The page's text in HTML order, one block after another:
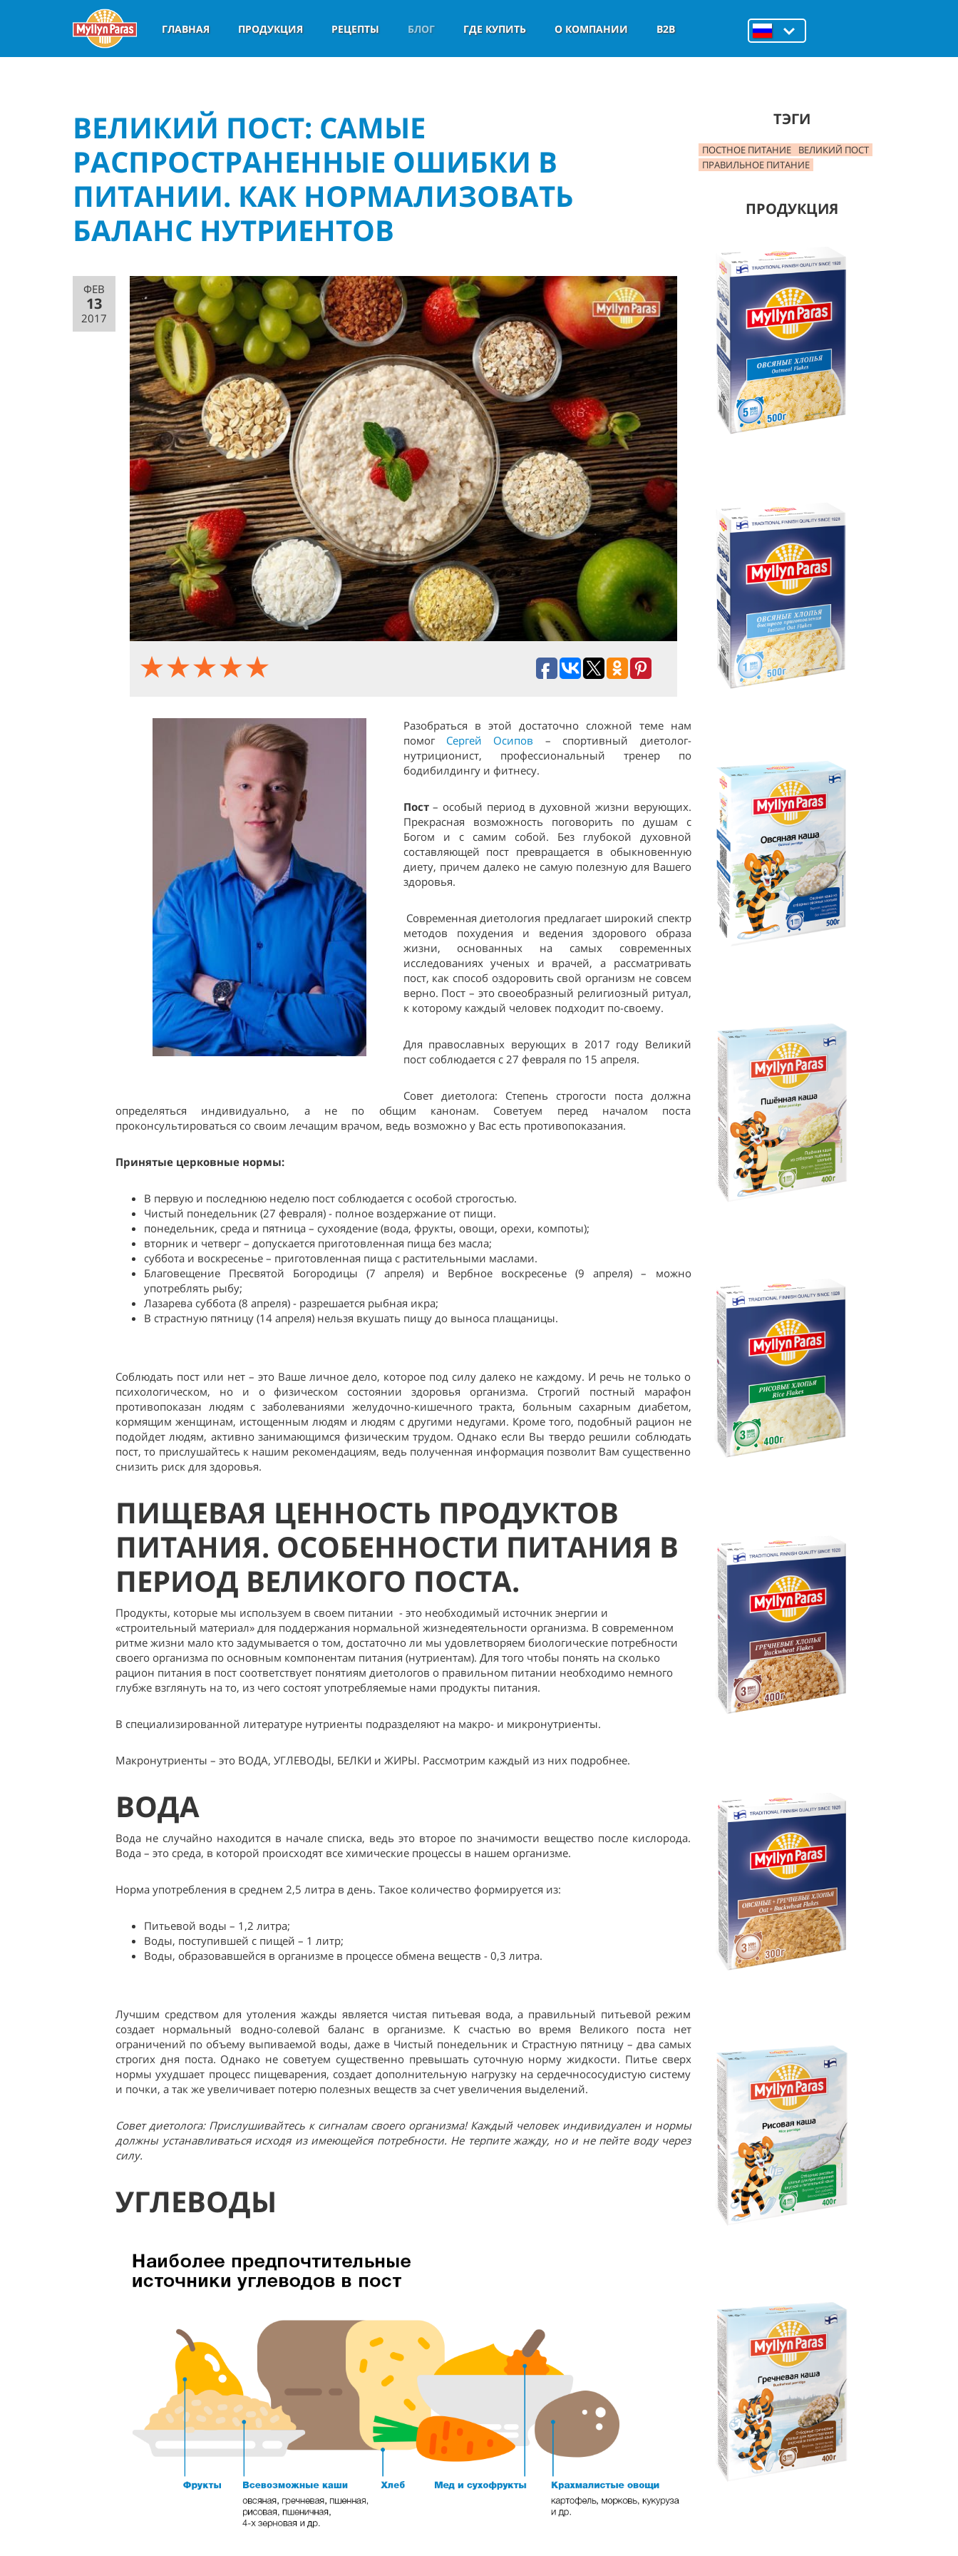
ГЛАВНАЯ ПРОДУКЦИЯ РЕЦЕПТЫ БЛОГ ГДЕ КУПИТЬ О КОМПАНИИ B2B
ВЕЛИКИЙ ПОСТ: САМЫЕ
РАСПРОСТРАНЕННЫЕ ОШИБКИ В
ПИТАНИИ. КАК НОРМАЛИЗОВАТЬ
БАЛАНС НУТРИЕНТОВ
ФЕВ
13
2017
Разобраться в этой достаточно сложной теме нам
помог Сергей Осипов – спортивный диетолог-
нутриционист, профессиональный тренер по
бодибилдингу и фитнесу.
Пост– особый период в духовной жизни верующих.
Прекрасная возможность поговорить по душам с
Богом и с самим собой. Без глубокой духовной
составляющей пост превращается в обыкновенную
диету, причем далеко не самую полезную для Вашего
здоровья.
Современная диетология предлагает широкий спектр
методов похудения и ведения здорового образа
жизни, основанных на самых современных
исследованиях ученых и врачей, а рассматривать
пост, как способ оздоровить свой организм не совсем
верно. Пост – это своеобразный религиозный ритуал,
к которому каждый человек подходит по-своему.
Для православных верующих в 2017 году Великий
пост соблюдается с 27 февраля по 15 апреля.
Совет диетолога: Степень строгости поста должна
определяться индивидуально, а не по общим канонам. Советуем перед началом поста
проконсультироваться со своим лечащим врачом, ведь возможно у Вас есть противопоказания.
Принятые церковные нормы:
В первую и последнюю неделю пост соблюдается с особой строгостью.
Чистый понедельник (27 февраля) - полное воздержание от пищи.
понедельник, среда и пятница – сухоядение (вода, фрукты, овощи, орехи, компоты);
вторник и четверг – допускается приготовленная пища без масла;
суббота и воскресенье – приготовленная пища с растительными маслами.
Благовещение Пресвятой Богородицы (7 апреля) и Вербное воскресенье (9 апреля) – можно
употреблять рыбу;
Лазарева суббота (8 апреля) - разрешается рыбная икра;
В страстную пятницу (14 апреля) нельзя вкушать пищу до выноса плащаницы.
Соблюдать пост или нет – это Ваше личное дело, которое под силу далеко не каждому. И речь не только о
психологическом, но и о физическом состоянии здоровья организма. Строгий постный марафон
противопоказан людям с заболеваниями желудочно-кишечного тракта, больным сахарным диабетом,
кормящим женщинам, истощенным людям и людям с другими недугами. Кроме того, подобный рацион не
подойдет людям, активно занимающимся физическим трудом. Однако если Вы твердо решили соблюдать
пост, то прислушайтесь к нашим рекомендациям, ведь полученная информация позволит Вам существенно
снизить риск для здоровья.
ПИЩЕВАЯ ЦЕННОСТЬ ПРОДУКТОВ
ПИТАНИЯ. ОСОБЕННОСТИ ПИТАНИЯ В
ПЕРИОД ВЕЛИКОГО ПОСТА.
Продукты, которые мы используем в своем питании - это необходимый источник энергии и
«строительный материал» для поддержания нормальной жизнедеятельности организма. В современном
ритме жизни мало кто задумывается о том, достаточно ли мы удовлетворяем биологические потребности
своего организма по основным компонентам питания (нутриентам). Для того чтобы понять на сколько
рацион питания в пост соответствует понятиям диетологов о правильном питании необходимо немного
глубже взглянуть на то, из чего состоят употребляемые нами продукты питания.
В специализированной литературе нутриенты подразделяют на макро- и микронутриенты.
Макронутриенты – это ВОДА, УГЛЕВОДЫ, БЕЛКИ и ЖИРЫ. Рассмотрим каждый из них подробнее.
ВОДА
Вода не случайно находится в начале списка, ведь это второе по значимости вещество после кислорода.
Вода – это среда, в которой происходят все химические процессы в нашем организме.
Норма употребления в среднем 2,5 литра в день. Такое количество формируется из:
Питьевой воды – 1,2 литра;
Воды, поступившей с пищей – 1 литр;
Воды, образовавшейся в организме в процессе обмена веществ - 0,3 литра.
Лучшим средством для утоления жажды является чистая питьевая вода, а правильный питьевой режим
создает нормальный водно-солевой баланс в организме. К счастью во время Великого поста нет
ограничений по объему выпиваемой воды, даже в Чистый понедельник и Страстную пятницу – два самых
строгих дня поста. Однако не советуем существенно превышать суточную норму жидкости. Питье сверх
нормы ухудшает процесс пищеварения, создает дополнительную нагрузку на сердечнососудистую систему
и почки, а так же увеличивает потерю полезных веществ за счет увеличения выделений.
Совет диетолога: Прислушивайтесь к сигналам своего организма! Каждый человек индивидуален и нормы
должны устанавливаться исходя из имеющейся потребности. Не терпите жажду, но и не пейте воду через
силу.
УГЛЕВОДЫ
ТЭГИ
ПОСТНОЕ ПИТАНИЕ
ВЕЛИКИЙ ПОСТ
ПРАВИЛЬНОЕ ПИТАНИЕ
ПРОДУКЦИЯ